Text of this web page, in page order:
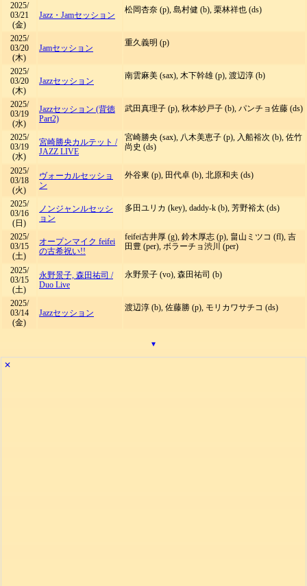
2025/
03/21
(金)
Jazz・Jamセッション
松岡杏奈 (p), 島村健 (b), 栗林祥也 (ds)
2025/
03/20
(木)
Jamセッション
重久義明 (p)
2025/
03/20
(木)
Jazzセッション
南雲麻美 (sax), 木下幹雄 (p), 渡辺淳 (b)
2025/
03/19
(水)
Jazzセッション (背徳
Part2)
武田真理子 (p), 秋本紗戸子 (b), パンチョ佐藤 (ds)
2025/
03/19
(水)
宮崎勝央カルテット /
JAZZ LIVE
宮崎勝央 (sax), 八木美恵子 (p), 入船裕次 (b), 佐竹
尚史 (ds)
2025/
03/18
(火)
ヴォーカルセッショ
ン
外谷東 (p), 田代卓 (b), 北原和夫 (ds)
2025/
03/16
(日)
ノンジャンルセッシ
ョン
多田ユリカ (key), daddy-k (b), 芳野裕太 (ds)
2025/
03/15
(土)
オープンマイク feifei
の古希祝い!!
feifei古井厚 (g), 鈴木厚志 (p), 畠山ミツコ (fl), 吉
田豊 (per), ボラーチョ渋川 (per)
2025/
03/15
(土)
永野景子, 森田祐司 /
Duo Live
永野景子 (vo), 森田祐司 (b)
2025/
03/14
(金)
Jazzセッション
渡辺淳 (b), 佐藤勝 (p), モリカワサチコ (ds)
▾
✕